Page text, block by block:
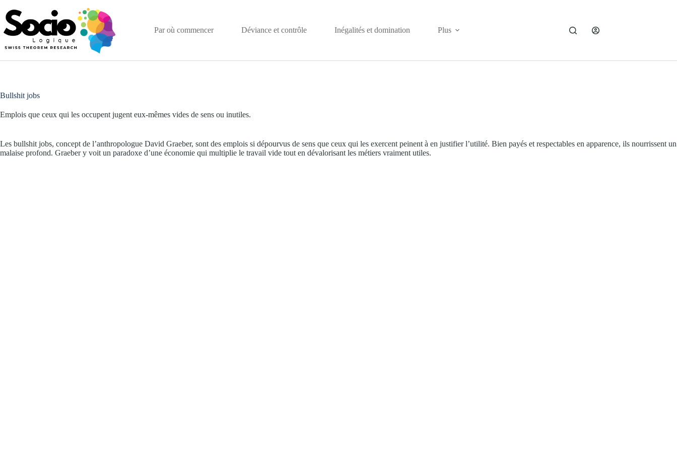
au
contenu
Par où commencer
Déviance et contrôle Inégalités et domination Plus
Bullshit jobs
Emplois que ceux qui les occupent jugent eux-mêmes vides de sens ou inutiles.
Les bullshit jobs, concept de l’anthropologue David Graeber, sont des emplois si dépourvus de sens que ceux qui les exercent peinent à en justifier l’utilité. Bien payés et respectables en apparence, ils nourrissent un
malaise profond. Graeber y voit un paradoxe d’une économie qui multiplie le travail vide tout en dévalorisant les métiers vraiment utiles.